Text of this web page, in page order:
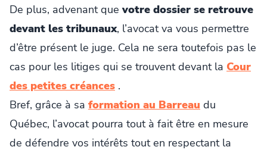
De plus, advenant quevotre dossier se retrouve
devant les tribunaux, l’avocat va vous permettre
d’être présent le juge. Cela ne sera toutefois pas le
cas pour les litiges qui se trouvent devant la Cour
des petites créances .
Bref, grâce à sa formation au Barreau du
Québec, l’avocat pourra tout à fait être en mesure
de défendre vos intérêts tout en respectant la